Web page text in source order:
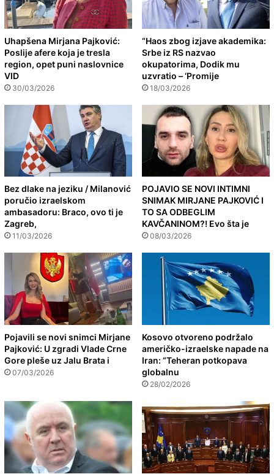
Uhapšena Mirjana Pajković:
Poslije afere koja je tresla
region, opet puni naslovnice
VID
30/03/2026
“Haos zbog izjave akademika:
Srbe iz RS nazvao
okupatorima, Dodik mu
uzvratio – ‘Promije
18/03/2026
Bez dlake na jeziku / Milanović
poručio izraelskom
ambasadoru: Braco, ovo ti je
Zagreb,
11/03/2026
POJAVIO SE NOVI INTIMNI
SNIMAK MIRJANE PAJKOVIĆ I
TO SA ODBEGLIM
KAVČANINOM?! Evo šta je
08/03/2026
Pojavili se novi snimci Mirjane
Pajković: U zgradi Vlade Crne
Gore pleše uz Jalu Brata i
07/03/2026
Kosovo otvoreno podržalo
američko-izraelske napade na
Iran: “Teheran potkopava
globalnu
28/02/2026